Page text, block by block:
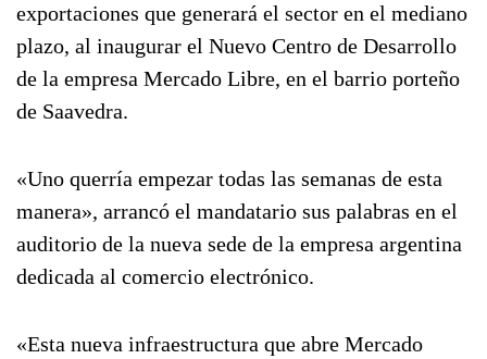
exportaciones que generará el sector en el mediano
plazo, al inaugurar el Nuevo Centro de Desarrollo
de la empresa Mercado Libre, en el barrio porteño
de Saavedra.
«Uno querría empezar todas las semanas de esta
manera», arrancó el mandatario sus palabras en el
auditorio de la nueva sede de la empresa argentina
dedicada al comercio electrónico.
«Esta nueva infraestructura que abre Mercado